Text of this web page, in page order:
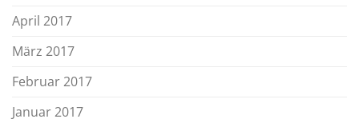
April 2017
März 2017
Februar 2017
Januar 2017